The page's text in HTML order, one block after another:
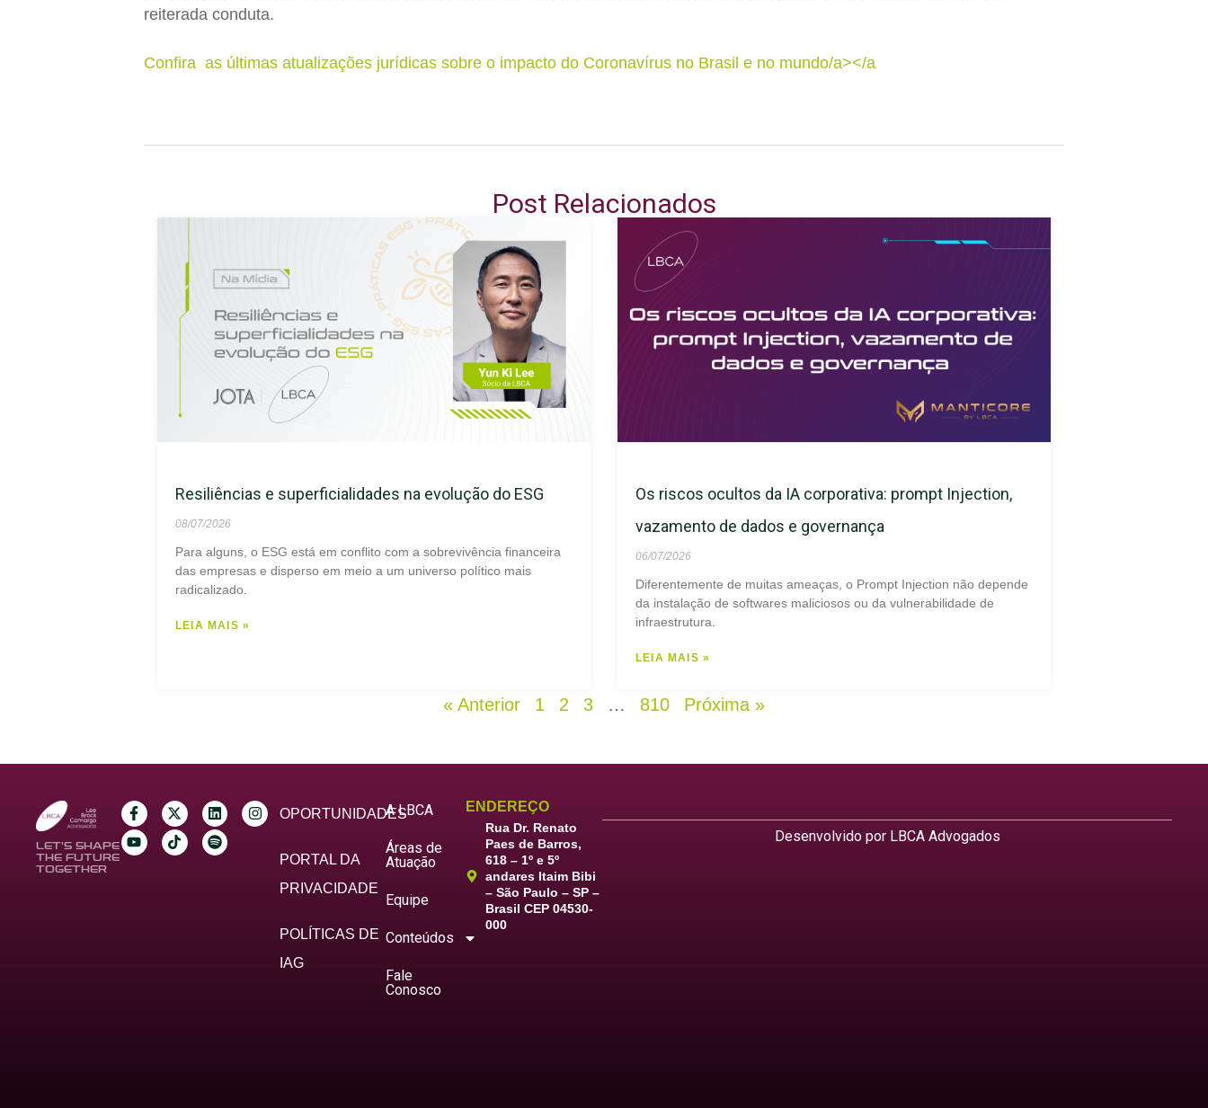
reiterada conduta.
Confira as últimas atualizações jurídicas sobre o impacto do Coronavírus no Brasil e no mundo/a></a
Post Relacionados
Resiliências e superficialidades na evolução do ESG
08/07/2026
Para alguns, o ESG está em conflito com a sobrevivência financeira
das empresas e disperso em meio a um universo político mais
radicalizado.
LEIA MAIS »
Os riscos ocultos da IA corporativa: prompt Injection,
vazamento de dados e governança
06/07/2026
Diferentemente de muitas ameaças, o Prompt Injection não depende
da instalação de softwares maliciosos ou da vulnerabilidade de
infraestrutura.
LEIA MAIS »
« Anterior 1 2 3 … 810 Próxima »
LET’S SHAPE
THE FUTURE
TOGETHER
OPORTUNIDADES
PORTAL DA
PRIVACIDADE
POLÍTICAS DE
IAG
A LBCA
Áreas de
Atuação
Equipe
Conteúdos
Fale
Conosco
ENDEREÇO
Rua Dr. Renato
Paes de Barros,
618 – 1º e 5º
andares Itaim Bibi
– São Paulo – SP –
Brasil CEP 04530-
000
Desenvolvido por LBCA Advogados